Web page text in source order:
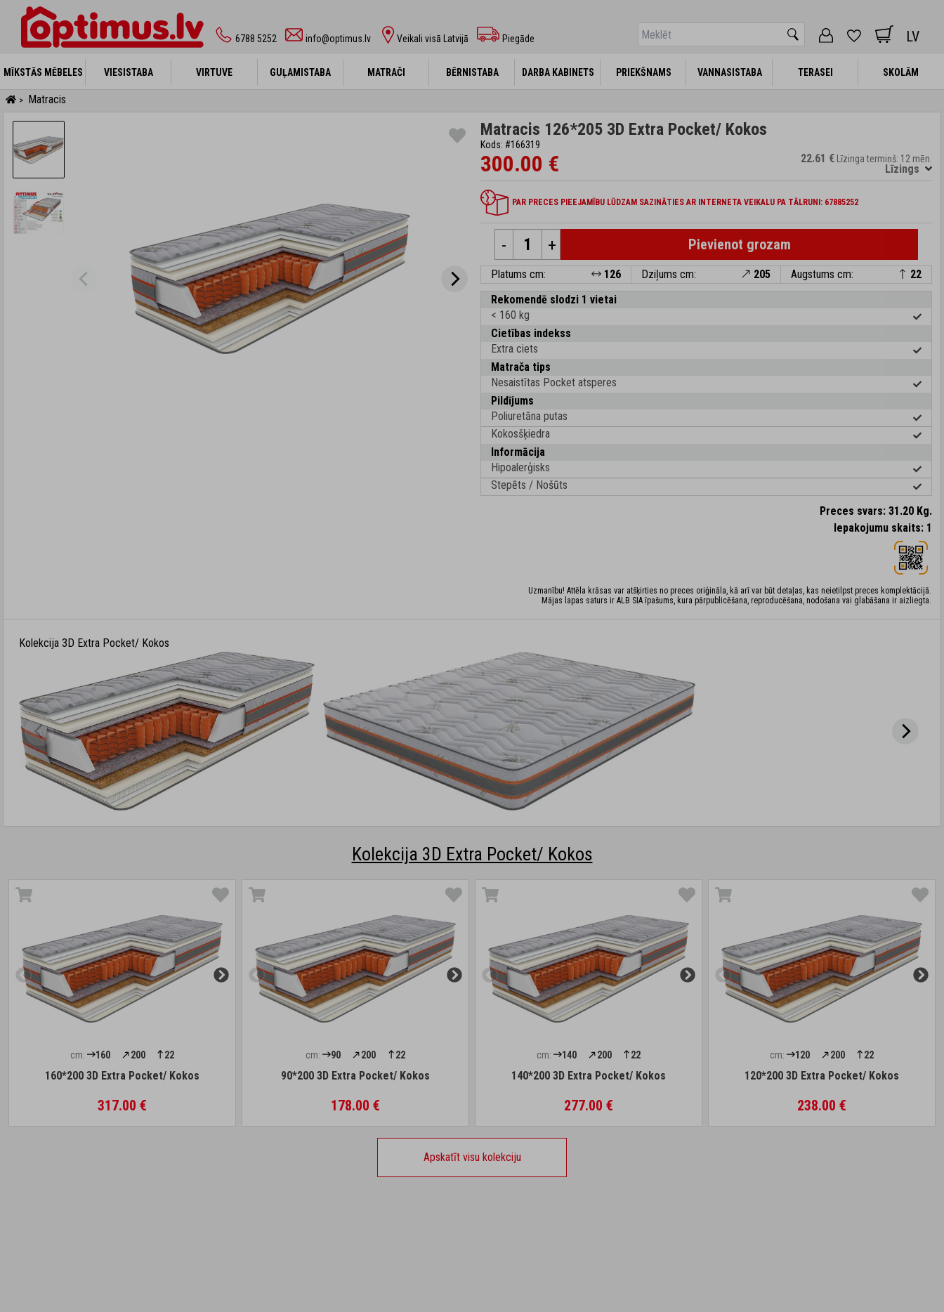
6788 5252 info@optimus.lv Veikali visā Latvijā Piegāde LV
MĪKSTĀS MĒBELES VIESISTABA VIRTUVE GUĻAMISTABA MATRAČI BĒRNISTABA DARBA KABINETS PRIEKŠNAMS VANNASISTABA TERASEI SKOLĀM
MĪKSTĀS MĒBELES VIESISTABA VIRTUVE GUĻAMISTABA MATRAČI BĒRNISTABA DARBA KABINETS PRIEKŠNAMS VANNASISTABA TERASEI SKOLĀM
> Matracis
Matracis 126*205 3D Extra Pocket/ Kokos
Kods: #166319
300.00 € 22.61 € Līzinga termiņš: 12 mēn.
Līzings
PAR PRECES PIEEJAMĪBU LŪDZAM SAZINĀTIES AR INTERNETA VEIKALU PA TĀLRUNI: 67885252
- + Pievienot grozam
Platums cm: 126 Dziļums cm: 205 Augstums cm:
22
Rekomendē slodzi 1 vietai
< 160 kg
Cietības indekss
Extra ciets
Matrača tips
Nesaistītas Pocket atsperes
Pildījums
Poliuretāna putas
Kokosšķiedra
Informācija
Hipoalerģisks
Stepēts / Nošūts
Preces svars: 31.20 Kg.
Iepakojumu skaits: 1
Uzmanību! Attēla krāsas var atšķirties no preces oriģināla, kā arī var būt detaļas, kas neietilpst preces komplektācijā.
Mājas lapas saturs ir ALB SIA īpašums, kura pārpublicēšana, reproducēšana, nodošana vai glabāšana ir aizliegta.
Kolekcija 3D Extra Pocket/ Kokos
Kolekcija 3D Extra Pocket/ Kokos
cm: 160 200 22
160*200 3D Extra Pocket/ Kokos
317.00 €
cm: 90 200 22
90*200 3D Extra Pocket/ Kokos
178.00 €
cm: 140 200 22
140*200 3D Extra Pocket/ Kokos
277.00 €
cm: 120 200 22
120*200 3D Extra Pocket/ Kokos
238.00 €
Apskatīt visu kolekciju